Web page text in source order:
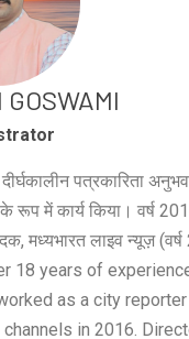
पत्रकारिता
के रूप में कार्य किया। वर्ष
मध्यभारत लाइव न्यूज़
18 years of
as a city
in 2016.